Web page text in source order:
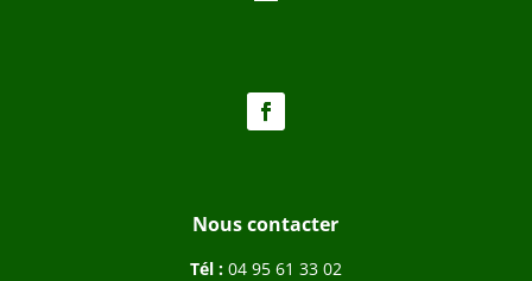
Nous contacter
Tél : 04 95 61 33 02